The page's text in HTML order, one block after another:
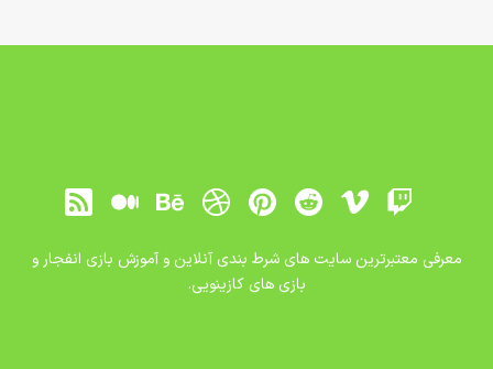
معرفی معتبرترین سایت های شرط بندی آنلاین و آموزش بازی انفجار و
بازی های کازینویی.